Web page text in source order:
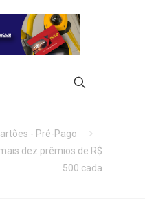
- Pré-Pago
dez prêmios de R$
500 cada